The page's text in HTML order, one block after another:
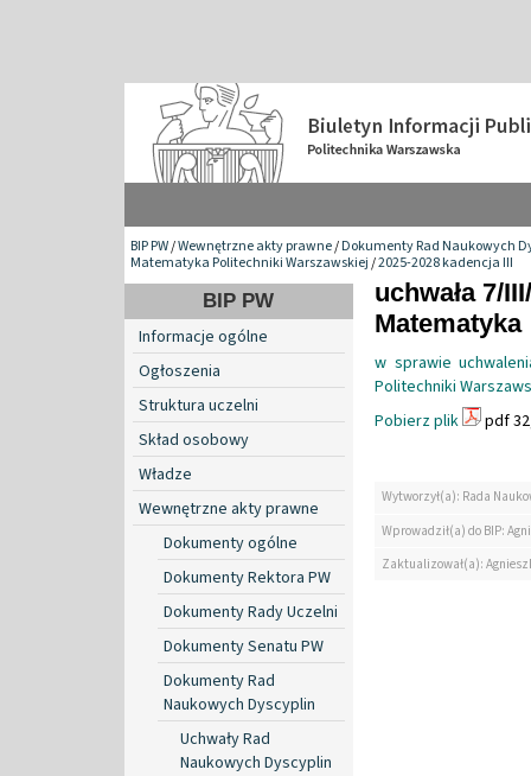
BIP PW/Wewnętrzne akty prawne/Dokumenty Rad Naukowych
Matematyka Politechniki Warszawskiej/2025-2028 kadencja III
BIP PW
Informacje ogólne
Ogłoszenia
Struktura uczelni
Skład osobowy
Władze
Wewnętrzne akty prawne
Dokumenty ogólne
Dokumenty Rektora PW
Dokumenty Rady Uczelni
Dokumenty Senatu PW
Dokumenty Rad
Naukowych Dyscyplin
Uchwały Rad
Naukowych Dyscyplin
uchwała 7/
Matematyka
w sprawie
Politechniki
Pobierz plik
pdf
Wytworzył(a): Rada
Wprowadził(a) do BIP:
Zaktualizował(a):